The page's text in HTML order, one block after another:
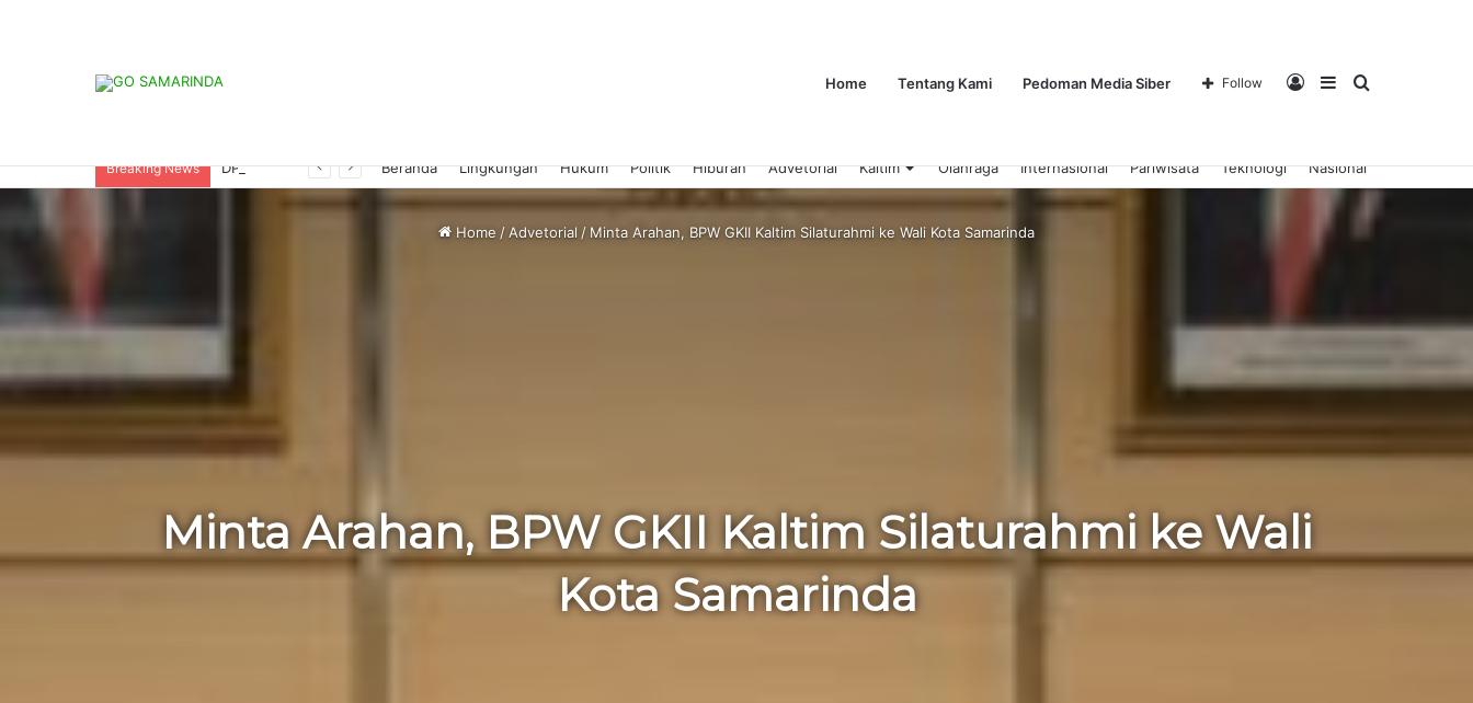
Home Tentang Kami Pedoman Media Siber Search
Sidebar
Log
In
Follow
Breaking News DPRD Samarinda Soroti Dugaan Pertamini Serap Kuota Pertalite Bersubsidi Beranda Lingkungan Hukum Politik Hiburan Advetorial Kaltim Olahraga Internasional Pariwisata Teknologi Nasional
Home / Advetorial / Minta Arahan, BPW GKII Kaltim Silaturahmi ke Wali Kota Samarinda
Minta Arahan, BPW GKII Kaltim Silaturahmi ke Wali
Kota Samarinda